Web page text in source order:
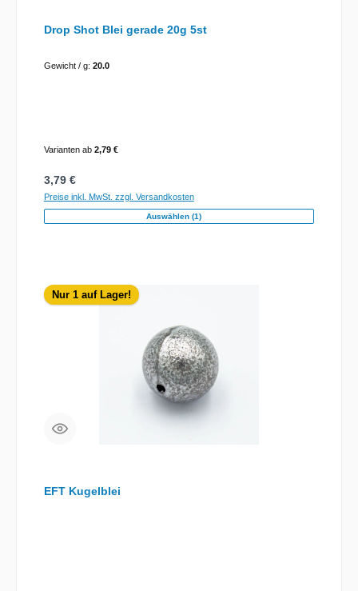
Drop Shot Blei gerade 20g 5st
Gewicht / g: 20.0
Varianten ab2,79 €
Regulärer Preis:
3,79 €
Preise inkl. MwSt. zzgl. Versandkosten
Auswählen (1)
Nur 1 auf Lager!
EFT Kugelblei